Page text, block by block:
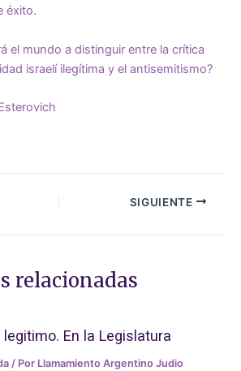
éxito.
el mundo a distinguir entre la crítica
israelí ilegítima y el antisemitismo?
SIGUIENTE
relacionadas
legitimo. En la Legislatura
/ Por Llamamiento Argentino Judio